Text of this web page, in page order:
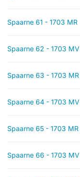
Spaarne 61 - 1703 MR
Spaarne 62 - 1703 MV
Spaarne 63 - 1703 MR
Spaarne 64 - 1703 MV
Spaarne 65 - 1703 MR
Spaarne 66 - 1703 MV